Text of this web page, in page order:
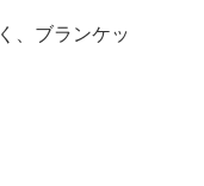
、ブランケッ